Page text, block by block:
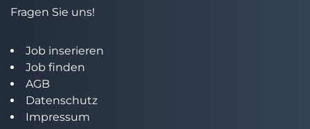
Fragen Sie uns!
Job inserieren
Job finden
AGB
Datenschutz
Impressum